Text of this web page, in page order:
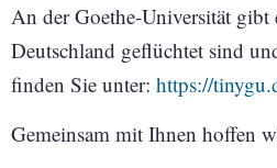
An der Goethe-Universität gibt
Deutschland geflüchtet sind
finden Sie unter: https://
Gemeinsam mit Ihnen hoffen